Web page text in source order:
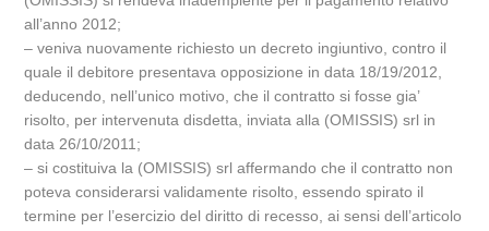
all’anno 2012;
– veniva nuovamente richiesto un decreto ingiuntivo, contro il
quale il debitore presentava opposizione in data 18/19/2012,
deducendo, nell’unico motivo, che il contratto si fosse gia’
risolto, per intervenuta disdetta, inviata alla (OMISSIS) srl in
data 26/10/2011;
– si costituiva la (OMISSIS) srl affermando che il contratto non
poteva considerarsi validamente risolto, essendo spirato il
termine per l’esercizio del diritto di recesso, ai sensi dell’articolo